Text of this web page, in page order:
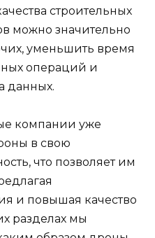
строительных
можно значительно
уменьшить время
операций и
данных.
компании уже
в свою
что позволяет им
и повышая качество
разделах мы